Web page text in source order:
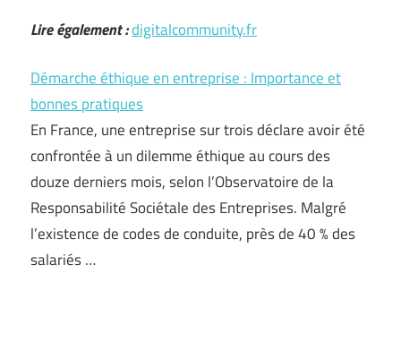
Lire également :digitalcommunity.fr
Démarche éthique en entreprise : Importance et
bonnes pratiques
En France, une entreprise sur trois déclare avoir été
confrontée à un dilemme éthique au cours des
douze derniers mois, selon l’Observatoire de la
Responsabilité Sociétale des Entreprises. Malgré
l’existence de codes de conduite, près de 40 % des
salariés …